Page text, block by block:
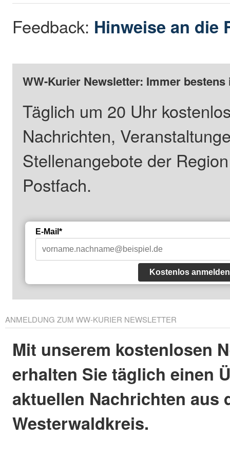
Feedback: Hinweise an die
WW-Kurier Newsletter: Immer
Täglich um 20 Uhr
Nachrichten,
Stellenangebote der
Postfach.
E-Mail*
Kostenlos anmelden
ANMELDUNG ZUM WW-KURIER NEWSLETTER
Mit unserem kostenlosen
erhalten Sie täglich einen
aktuellen Nachrichten aus
Westerwaldkreis.